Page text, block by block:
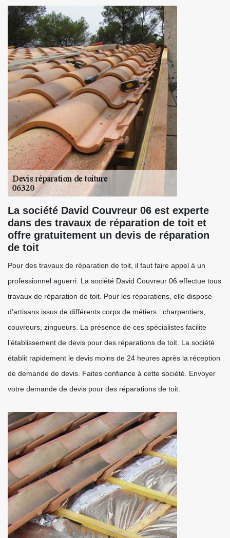
La société David Couvreur 06 est experte
dans des travaux de réparation de toit et
offre gratuitement un devis de réparation
de toit
Pour des travaux de réparation de toit, il faut faire appel à un
professionnel aguerri. La société David Couvreur 06 effectue tous
travaux de réparation de toit. Pour les réparations, elle dispose
d’artisans issus de différents corps de métiers : charpentiers,
couvreurs, zingueurs. La présence de ces spécialistes facilite
l’établissement de devis pour des réparations de toit. La société
établit rapidement le devis moins de 24 heures après la réception
de demande de devis. Faites confiance à cette société. Envoyer
votre demande de devis pour des réparations de toit.